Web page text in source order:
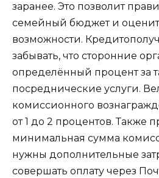
заранее. Это позволит
семейный бюджет и
возможности.
забывать, что сторонние
определённый процент за
посреднические услуги.
комиссионного
от 1 до 2 процентов. Также
минимальная сумма
нужны дополнительные
совершать оплату через